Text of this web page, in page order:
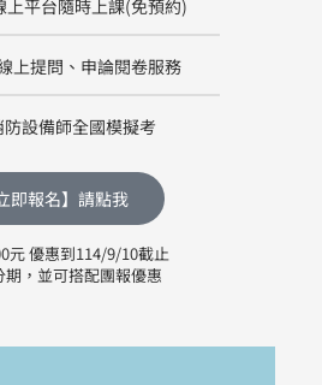
上平台隨時上課(免預約)
上提問、申論閱卷服務
防設備師全國模擬考
即報名】請點我
元 優惠到114/9/10截止
期，並可搭配團報優惠